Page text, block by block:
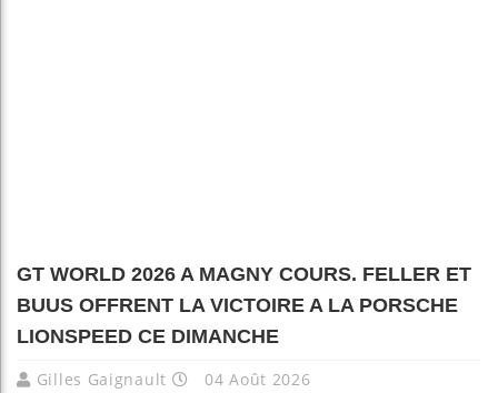
GT WORLD 2026 A MAGNY COURS. FELLER ET
BUUS OFFRENT LA VICTOIRE A LA PORSCHE
LIONSPEED CE DIMANCHE
Gilles Gaignault 04 Août 2026